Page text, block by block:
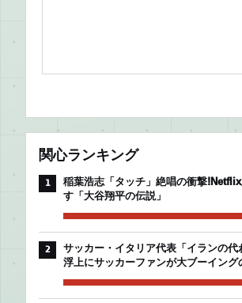
関心ランキング
1
稲葉浩志「タッチ」絶唱の衝撃
す「大谷翔平の伝説」
2
サッカー・イタリア代表「イランの
浮上にサッカーファンが大ブーイング